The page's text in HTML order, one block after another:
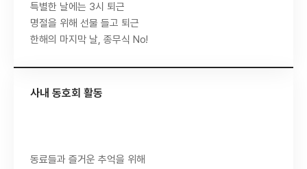
특별한 날에는 3시 퇴근
명절을 위해 선물 들고 퇴근
한해의 마지막 날, 종무식 No!
사내 동호회 활동
동료들과 즐거운 추억을 위해